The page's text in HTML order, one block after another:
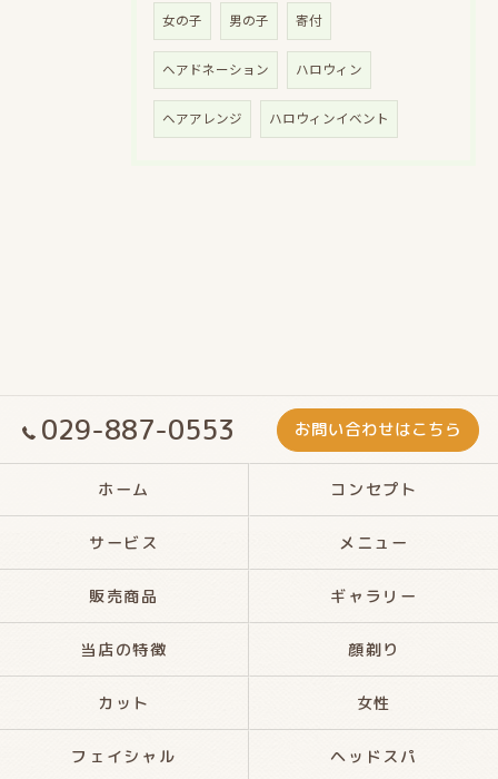
女の子 男の子 寄付
ヘアドネーション ハロウィン
ヘアアレンジ ハロウィンイベント
029-887-0553 お問い合わせはこちら
ホーム コンセプト
サービス メニュー
販売商品 ギャラリー
当店の特徴 顔剃り
カット 女性
フェイシャル ヘッドスパ